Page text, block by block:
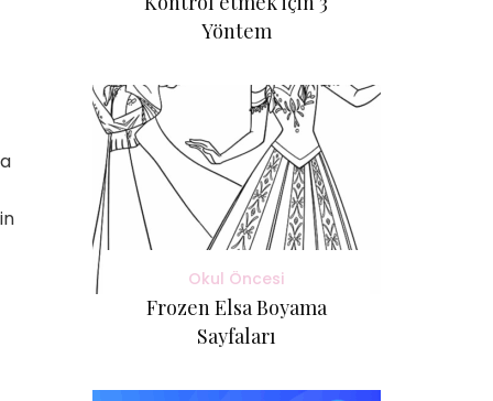
Yöntem
Okul Öncesi
Frozen Elsa Boyama
Sayfaları